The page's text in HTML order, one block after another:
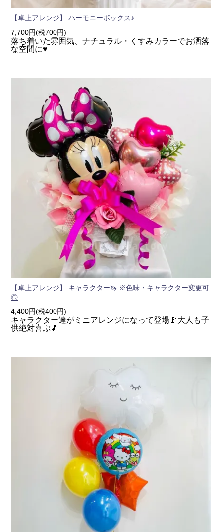
【卓上アレンジ】 ハーモニーボックス♪
7,700円(税700円)
落ち着いた雰囲気、ナチュラル・くすみカラーでお洒落
な空間に♥
【卓上アレンジ】 キャラクター🦄 ※色味・キャラクター変更可
◎
4,400円(税400円)
キャラクター達がミニアレンジになって登場🚩大人も子
供絶対喜ぶ🎵